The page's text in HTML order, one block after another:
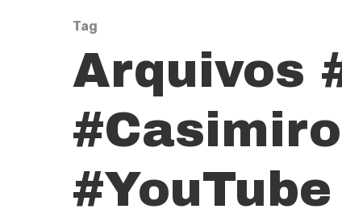
Pressione Enter para pesquisar ou
Tag
Arquivos